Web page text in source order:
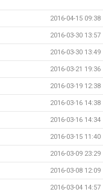
2016-04-15 09:38
2016-03-30 13:57
2016-03-30 13:49
2016-03-21 19:36
2016-03-19 12:38
2016-03-16 14:38
2016-03-16 14:34
2016-03-15 11:40
2016-03-09 23:29
2016-03-08 12:09
2016-03-04 14:57